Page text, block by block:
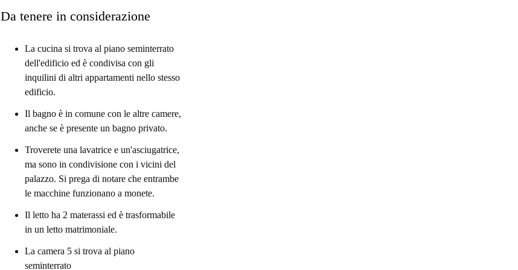
Da tenere in considerazione
La cucina si trova al piano seminterrato
dell'edificio ed è condivisa con gli
inquilini di altri appartamenti nello stesso
edificio.
Il bagno è in comune con le altre camere,
anche se è presente un bagno privato.
Troverete una lavatrice e un'asciugatrice,
ma sono in condivisione con i vicini del
palazzo. Si prega di notare che entrambe
le macchine funzionano a monete.
Il letto ha 2 materassi ed è trasformabile
in un letto matrimoniale.
La camera 5 si trova al piano
seminterrato